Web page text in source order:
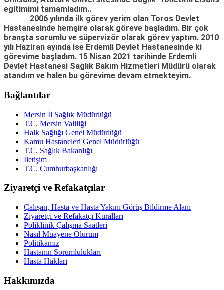
eğitimimi tamamladım..
2006 yılında ilk görev yerim olan Toros Devlet
Hastanesinde hemşire olarak göreve başladım. Bir çok
branşta sorumlu ve süpervizör olarak görev yaptım. 2010
yılı Haziran ayında ise Erdemli Devlet Hastanesinde ki
görevime başladım. 15 Nisan 2021 tarihinde Erdemli
Devlet Hastanesi Sağlık Bakım Hizmetleri Müdürü olarak
atandım ve halen bu görevime devam etmekteyim.
Bağlantılar
Mersin İl Sağlık Müdürlüğü
T.C. Mersin Valiliği
Halk Sağlığı Genel Müdürlüğü
Kamu Hastaneleri Genel Müdürlüğü
T.C. Sağlık Bakanlığı
İletişim
T.C. Cumhurbaşkanlığı
Ziyaretçi ve Refakatçılar
Çalışan, Hasta ve Hasta Yakını Görüş Bildirme Alanı
Ziyaretçi ve Refakatçı Kuralları
Poliklinik Çalışma Saatleri
Nasıl Muayene Olurum
Politikamız
Hastanın Sorumlulukları
Hasta Hakları
Hakkımızda